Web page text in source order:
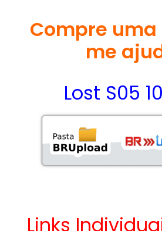
Compre
me
Lost S05
Links